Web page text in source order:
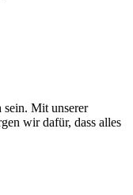
sein. Mit unserer
wir dafür, dass alles